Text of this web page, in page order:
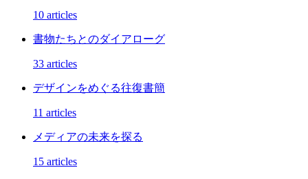
10 articles
書物たちとのダイアローグ
33 articles
デザインをめぐる往復書簡
11 articles
メディアの未来を探る
15 articles